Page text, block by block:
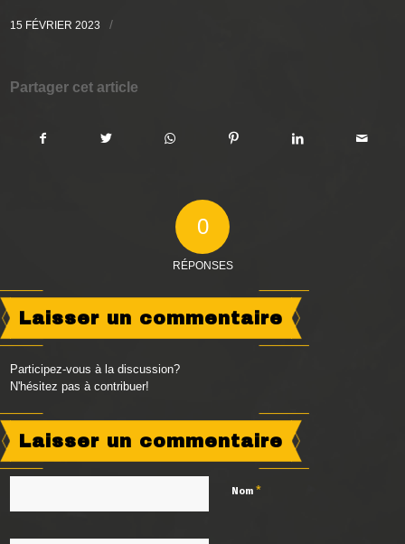
15 FÉVRIER 2023 /
Partager cet article
0
RÉPONSES
Laisser un commentaire
Participez-vous à la discussion?
N'hésitez pas à contribuer!
Laisser un commentaire
Nom*